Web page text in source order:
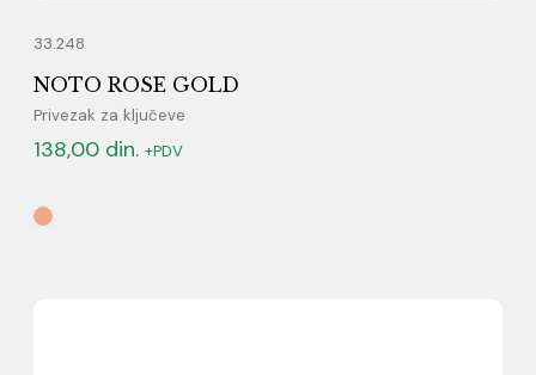
33.248
NOTO ROSE GOLD
Privezak za ključeve
138,00 din. +PDV